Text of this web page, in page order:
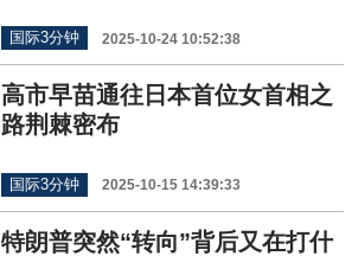
国际3分钟 2025-10-24 10:52:38
高市早苗通往日本首位女首相之
路荆棘密布
国际3分钟 2025-10-15 14:39:33
特朗普突然“转向”背后又在打什